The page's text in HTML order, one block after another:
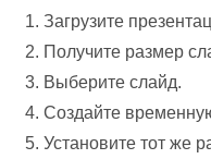
Загрузите
Получите размер
Выберите слайд.
Создайте
Установите тот же